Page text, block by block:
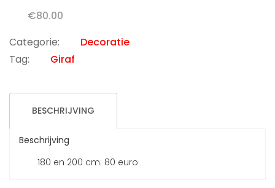
€80.00
Categorie:
Decoratie
Tag:
Giraf
BESCHRIJVING
Beschrijving
180 en 200 cm: 80 euro